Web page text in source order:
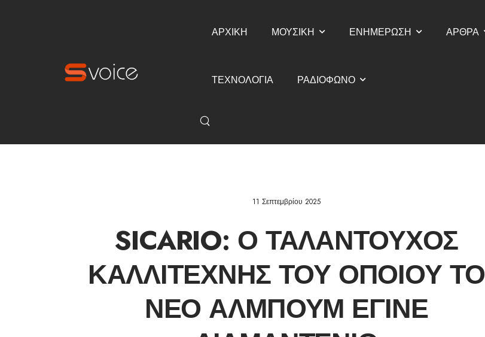
ΑΡΧΙΚΗ ΜΟΥΣΙΚΗ ΕΝΗΜΕΡΩΣΗ ΑΡΘΡΑ
ΤΕΧΝΟΛΟΓΙΑ ΡΑΔΙΟΦΩΝΟ
11 Σεπτεμβρίου 2025
SICARIO: Ο ΤΑΛΑΝΤΟΎΧΟΣ
ΚΑΛΛΙΤΈΧΝΗΣ ΤΟΥ ΟΠΟΊΟΥ ΤΟ
ΝΈΟ ΆΛΜΠΟΥΜ ΈΓΙΝΕ